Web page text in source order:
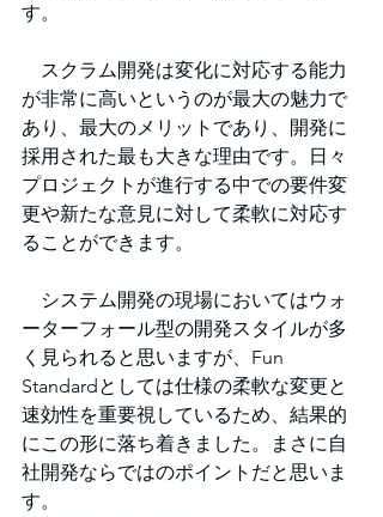
す。
スクラム開発は変化に対応する能力
が非常に高いというのが最大の魅力で
あり、最大のメリットであり、開発に
採用された最も大きな理由です。日々
プロジェクトが進行する中での要件変
更や新たな意見に対して柔軟に対応す
ることができます。
システム開発の現場においてはウォ
ーターフォール型の開発スタイルが多
く見られると思いますが、Fun
Standardとしては仕様の柔軟な変更と
速効性を重要視しているため、結果的
にこの形に落ち着きました。まさに自
社開発ならではのポイントだと思いま
す。